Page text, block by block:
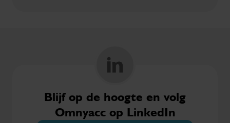
Blijf op de hoogte en volg
Omnyacc op LinkedIn